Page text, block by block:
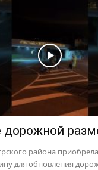
района
для обновления